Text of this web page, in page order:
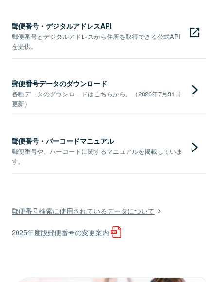
郵便番号・デジタルアドレスAPI
郵便番号とデジタルアドレスから住所を取得できる公式API
を提供。
郵便番号データのダウンロード
各種データのダウンロードはこちらから。（2026年7月31日
更新）
郵便番号・バーコードマニュアル
郵便番号や、バーコードに関するマニュアルを掲載していま
す。
郵便番号検索に使用されているデータについて
2025年度版郵便番号の変更案内